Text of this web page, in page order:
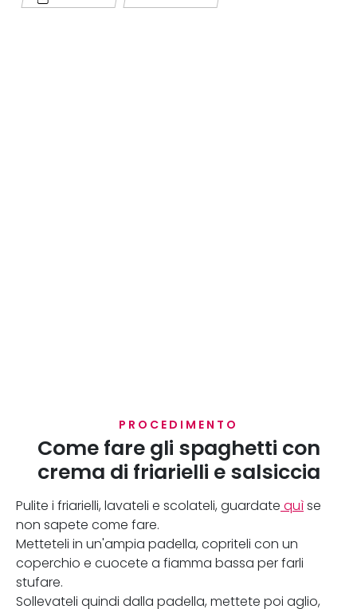
PROCEDIMENTO
Come fare gli spaghetti con
crema di friarielli e salsiccia
Pulite i friarielli, lavateli e scolateli, guardate quì se
non sapete come fare.
Metteteli in un'ampia padella, copriteli con un
coperchio e cuocete a fiamma bassa per farli
stufare.
Sollevateli quindi dalla padella, mettete poi aglio,